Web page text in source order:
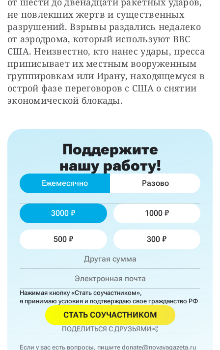
не повлекших жертв и существенных
разрушений. Взрывы раздались недалеко
от аэродрома, который используют ВВС
США. Неизвестно, кто нанес удары, пресса
приписывает их местным вооруженным
группировкам или Ирану, находящемуся в
острой фазе переговоров с США о снятии
экономической блокады.
Поддержите
нашу работу!
Ежемесячно Разово
3000 1000
500 300
Нажимая кнопку «Стать соучастником»,
я принимаю условия и подтверждаю свое гражданство РФ
СТАТЬ СОУЧАСТНИКОМ
ПОДЕЛИТЬСЯ С ДРУЗЬЯМИ
Если у вас есть вопросы, пишите donate@novayagazeta.ru